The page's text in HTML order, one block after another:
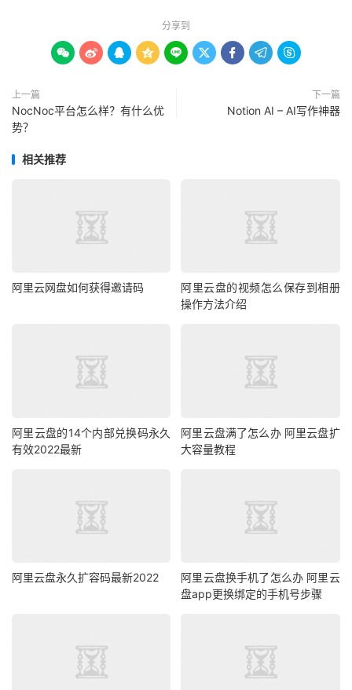
分享到
        
上一篇
NocNoc平台怎么样？有什么优
势？
下一篇
Notion AI – AI写作神器
相关推荐
阿里云网盘如何获得邀请码
阿里云盘的视频怎么保存到相册
操作方法介绍
阿里云盘的14个内部兑换码永久
有效2022最新
阿里云盘满了怎么办 阿里云盘扩
大容量教程
阿里云盘永久扩容码最新2022
阿里云盘换手机了怎么办 阿里云
盘app更换绑定的手机号步骤